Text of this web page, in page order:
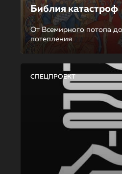
Библия катастроф
От Всемирного потопа
потепления
СПЕЦПРОЕКТ